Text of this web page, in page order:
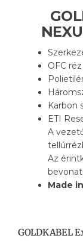
OFC
Karbon
ETI
A
Az
Made
GOLDKABEL